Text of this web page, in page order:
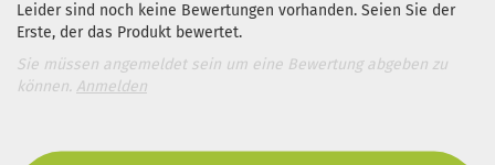
Leider sind noch keine Bewertungen vorhanden. Seien Sie der
Erste, der das Produkt bewertet.
Sie müssen angemeldet sein um eine Bewertung abgeben zu
können. Anmelden